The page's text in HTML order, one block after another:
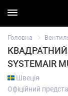
Головна
SYSTEMAIR
Швеція
Офіційний